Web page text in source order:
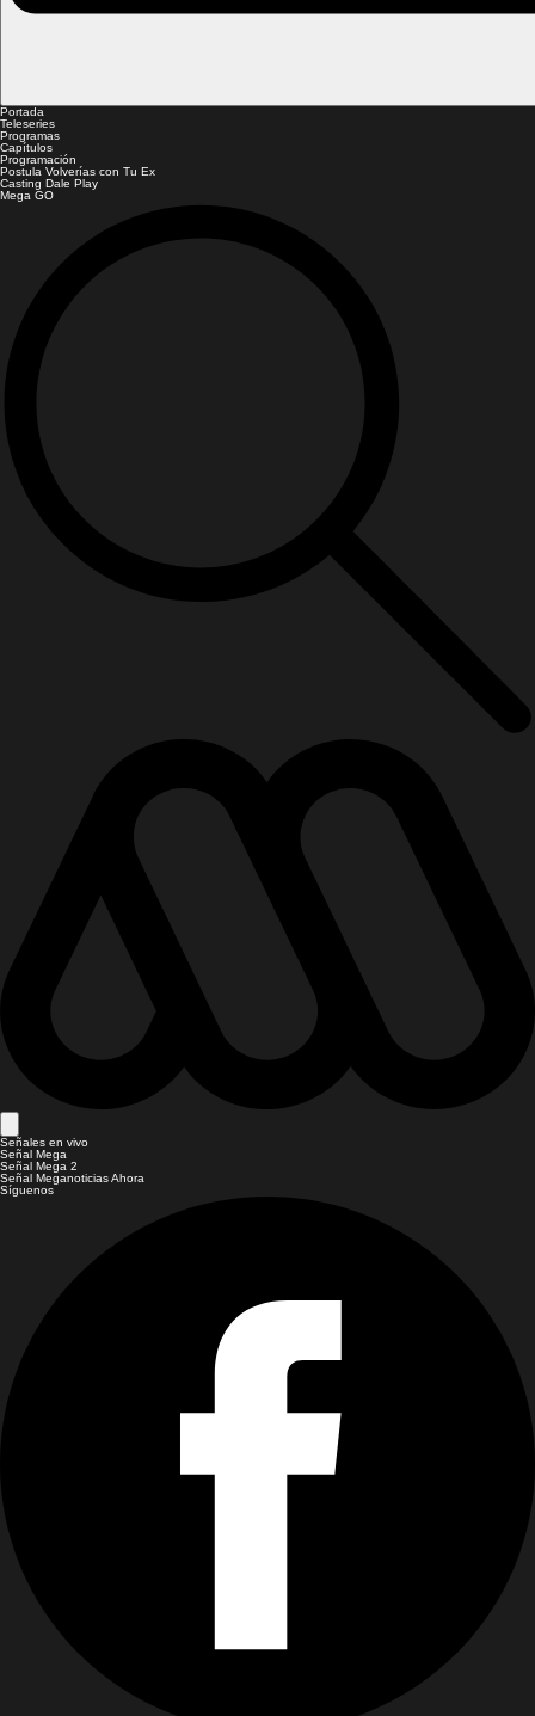
Portada
Teleseries
Programas
Capítulos
Programación
Postula Volverías con Tu Ex
Casting Dale Play
Mega GO
Señales en vivo
Señal Mega
Señal Mega 2
Señal Meganoticias Ahora
Síguenos